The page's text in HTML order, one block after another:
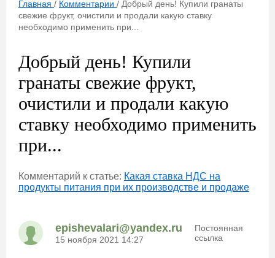
Главная / Комментарии / Добрый день! Купили гранаты
свежие фрукт, очистили и продали какую ставку
необходимо применить при...
Добрый день! Купили
гранаты свежие фрукт,
очистили и продали какую
ставку необходимо применить
при...
Комментарий к статье: Какая ставка НДС на
продукты питания при их производстве и продаже
epishevalari@yandex.ru
15 ноября 2021 14:27
Постоянная
ссылка